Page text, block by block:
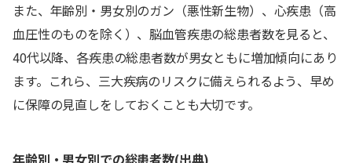
また、年齢別・男女別のガン（悪性新生物）、心疾患（高
血圧性のものを除く）、脳血管疾患の総患者数を見ると、
40代以降、各疾患の総患者数が男女ともに増加傾向にあり
ます。これら、三大疾病のリスクに備えられるよう、早め
に保障の見直しをしておくことも大切です。
年齢別・男女別での総患者数(出典)